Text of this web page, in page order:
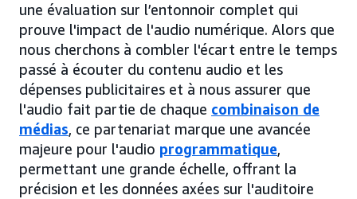
une évaluation sur l’entonnoir complet qui
prouve l'impact de l'audio numérique. Alors que
nous cherchons à combler l'écart entre le temps
passé à écouter du contenu audio et les
dépenses publicitaires et à nous assurer que
l'audio fait partie de chaque combinaison de
médias, ce partenariat marque une avancée
majeure pour l'audio programmatique,
permettant une grande échelle, offrant la
précision et les données axées sur l'auditoire